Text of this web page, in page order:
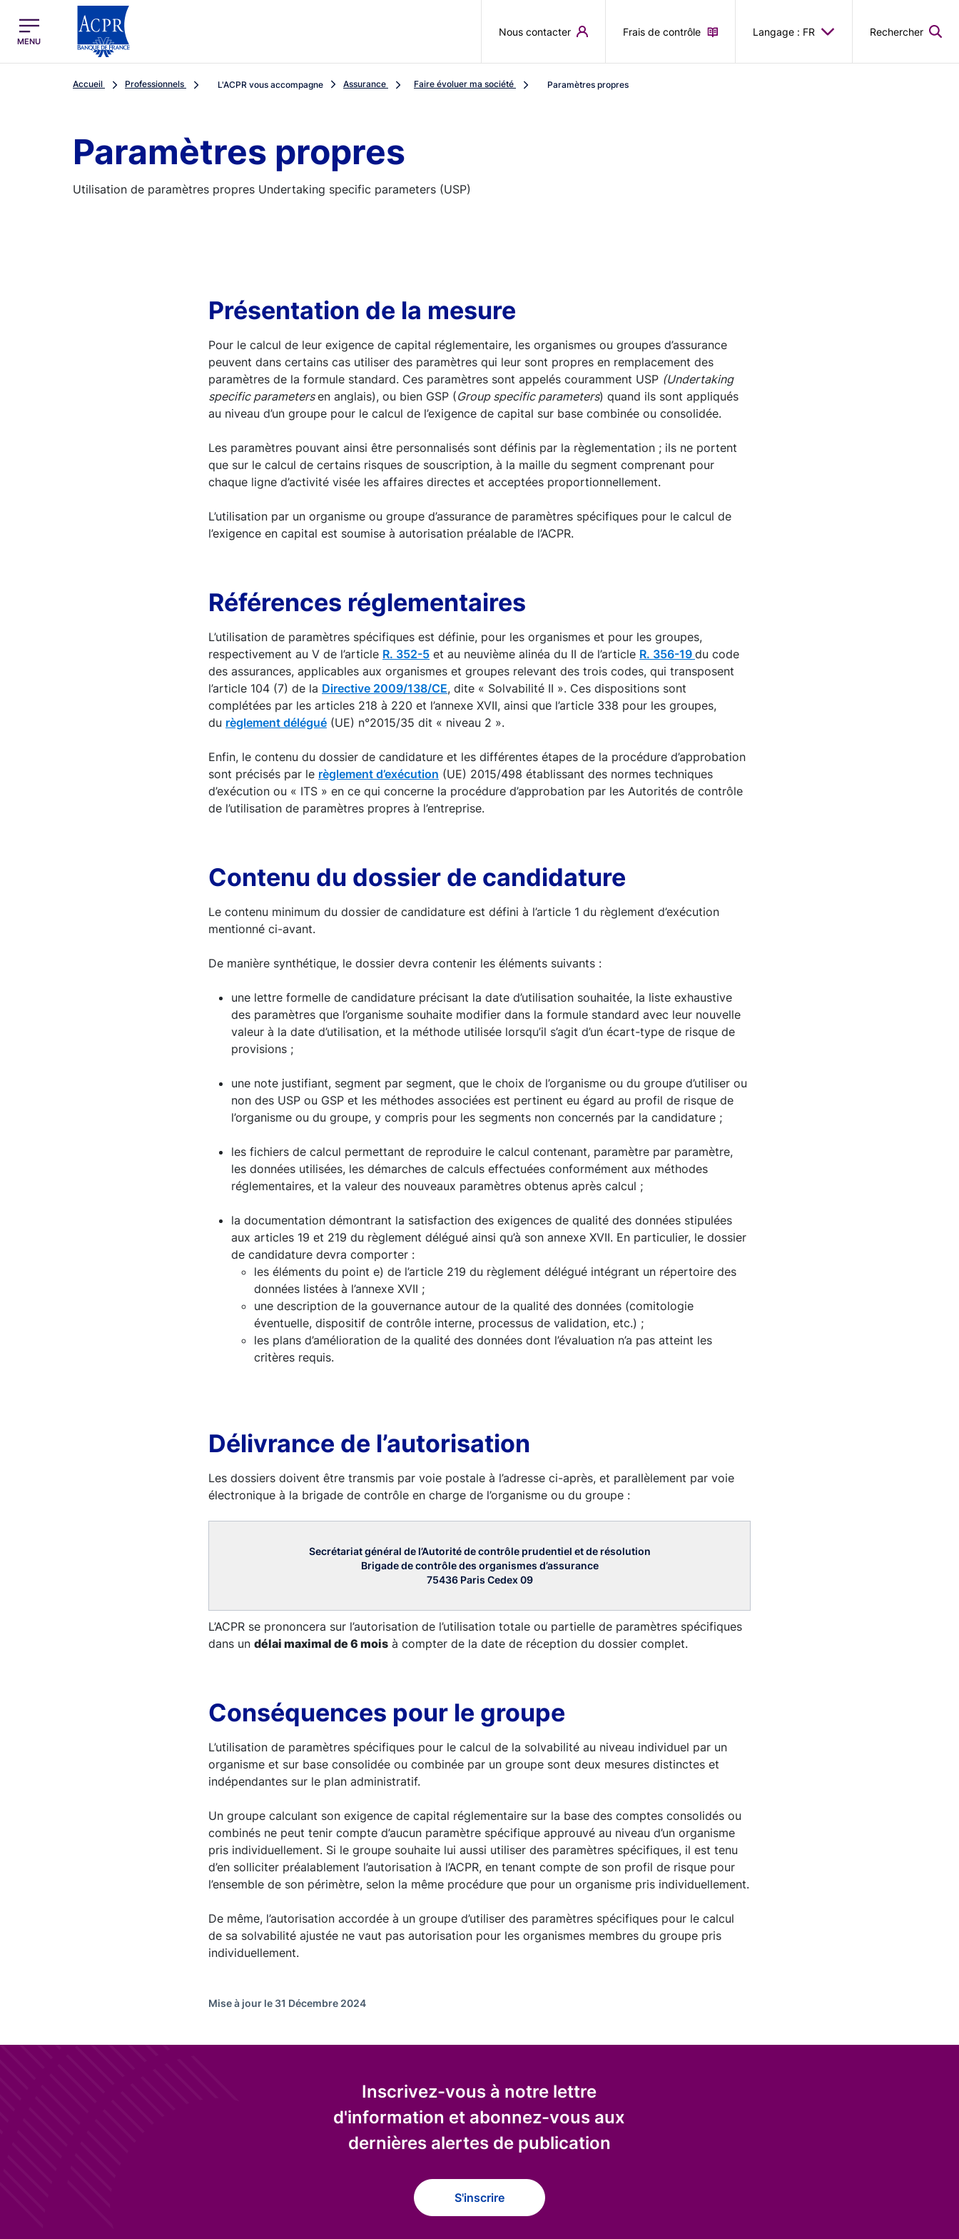
ACPR Menu Principal (French)
MENU
Nous contacter Frais de contrôle Langage : FR Rechercher
Accueil Professionnels L'ACPR vous accompagne Assurance Faire évoluer ma société Paramètres propres
Paramètres propres
Utilisation de paramètres propres Undertaking specific parameters (USP)
Présentation de la mesure
Pour le calcul de leur exigence de capital réglementaire, les organismes ou groupes d’assurance
peuvent dans certains cas utiliser des paramètres qui leur sont propres en remplacement des
paramètres de la formule standard. Ces paramètres sont appelés couramment USP (Undertaking
specific parametersen anglais), ou bien GSP (Group specific parameters) quand ils sont appliqués
au niveau d’un groupe pour le calcul de l’exigence de capital sur base combinée ou consolidée.
Les paramètres pouvant ainsi être personnalisés sont définis par la règlementation ; ils ne portent
que sur le calcul de certains risques de souscription, à la maille du segment comprenant pour
chaque ligne d’activité visée les affaires directes et acceptées proportionnellement.
L’utilisation par un organisme ou groupe d’assurance de paramètres spécifiques pour le calcul de
l’exigence en capital est soumise à autorisation préalable de l’ACPR.
Références réglementaires
L’utilisation de paramètres spécifiques est définie, pour les organismes et pour les groupes,
respectivement au V de l’article R. 352-5 et au neuvième alinéa du II de l’article R. 356-19 du code
des assurances, applicables aux organismes et groupes relevant des trois codes, qui transposent
l’article 104 (7) de la Directive 2009/138/CE, dite « Solvabilité II ». Ces dispositions sont
complétées par les articles 218 à 220 et l’annexe XVII, ainsi que l’article 338 pour les groupes,
du règlement délégué (UE) n°2015/35 dit « niveau 2 ».
Enfin, le contenu du dossier de candidature et les différentes étapes de la procédure d’approbation
sont précisés par le règlement d’exécution (UE) 2015/498 établissant des normes techniques
d’exécution ou « ITS » en ce qui concerne la procédure d’approbation par les Autorités de contrôle
de l’utilisation de paramètres propres à l’entreprise.
Contenu du dossier de candidature
Le contenu minimum du dossier de candidature est défini à l’article 1 du règlement d’exécution
mentionné ci-avant.
De manière synthétique, le dossier devra contenir les éléments suivants :
une lettre formelle de candidature précisant la date d’utilisation souhaitée, la liste exhaustive
des paramètres que l’organisme souhaite modifier dans la formule standard avec leur nouvelle
valeur à la date d’utilisation, et la méthode utilisée lorsqu’il s’agit d’un écart-type de risque de
provisions ;
une note justifiant, segment par segment, que le choix de l’organisme ou du groupe d’utiliser ou
non des USP ou GSP et les méthodes associées est pertinent eu égard au profil de risque de
l’organisme ou du groupe, y compris pour les segments non concernés par la candidature ;
les fichiers de calcul permettant de reproduire le calcul contenant, paramètre par paramètre,
les données utilisées, les démarches de calculs effectuées conformément aux méthodes
réglementaires, et la valeur des nouveaux paramètres obtenus après calcul ;
la documentation démontrant la satisfaction des exigences de qualité des données stipulées
aux articles 19 et 219 du règlement délégué ainsi qu’à son annexe XVII. En particulier, le dossier
de candidature devra comporter :
les éléments du point e) de l’article 219 du règlement délégué intégrant un répertoire des
données listées à l’annexe XVII ;
une description de la gouvernance autour de la qualité des données (comitologie
éventuelle, dispositif de contrôle interne, processus de validation, etc.) ;
les plans d’amélioration de la qualité des données dont l’évaluation n’a pas atteint les
critères requis.
Délivrance de l’autorisation
Les dossiers doivent être transmis par voie postale à l’adresse ci-après, et parallèlement par voie
électronique à la brigade de contrôle en charge de l’organisme ou du groupe :
Secrétariat général de l’Autorité de contrôle prudentiel et de résolution
Brigade de contrôle des organismes d’assurance
75436 Paris Cedex 09
L’ACPR se prononcera sur l’autorisation de l’utilisation totale ou partielle de paramètres spécifiques
dans un délai maximal de 6 mois à compter de la date de réception du dossier complet.
Conséquences pour le groupe
L’utilisation de paramètres spécifiques pour le calcul de la solvabilité au niveau individuel par un
organisme et sur base consolidée ou combinée par un groupe sont deux mesures distinctes et
indépendantes sur le plan administratif.
Un groupe calculant son exigence de capital réglementaire sur la base des comptes consolidés ou
combinés ne peut tenir compte d’aucun paramètre spécifique approuvé au niveau d’un organisme
pris individuellement. Si le groupe souhaite lui aussi utiliser des paramètres spécifiques, il est tenu
d’en solliciter préalablement l’autorisation à l’ACPR, en tenant compte de son profil de risque pour
l’ensemble de son périmètre, selon la même procédure que pour un organisme pris individuellement.
De même, l’autorisation accordée à un groupe d’utiliser des paramètres spécifiques pour le calcul
de sa solvabilité ajustée ne vaut pas autorisation pour les organismes membres du groupe pris
individuellement.
Mise à jour le 31 Décembre 2024
Inscrivez-vous à notre lettre
d'information et abonnez-vous aux
dernières alertes de publication
S'inscrire